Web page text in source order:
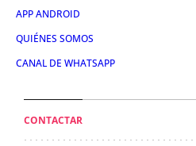
APP ANDROID
QUIÉNES SOMOS
CANAL DE WHATSAPP
CONTACTAR